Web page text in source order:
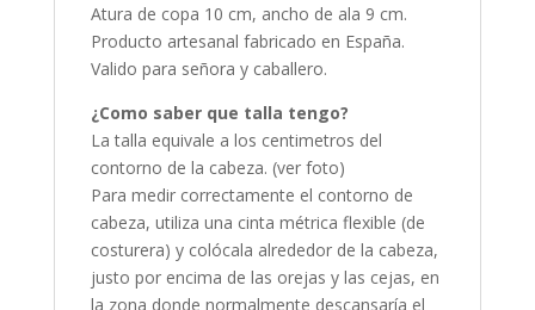
Atura de copa 10 cm, ancho de ala 9 cm.
Producto artesanal fabricado en España.
Valido para señora y caballero.
¿Como saber que talla tengo?
La talla equivale a los centimetros del
contorno de la cabeza. (ver foto)
Para medir correctamente el contorno de
cabeza, utiliza una cinta métrica flexible (de
costurera) y colócala alrededor de la cabeza,
justo por encima de las orejas y las cejas, en
la zona donde normalmente descansaría el